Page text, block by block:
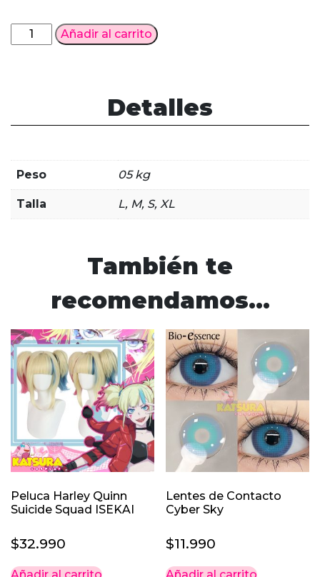
Cosplay
Harley
Añadir al carrito
Detalles
Peso 05 kg
Talla L, M, S, XL
También te
recomendamos…
Peluca Harley Quinn
Suicide Squad ISEKAI
$32.990
Lentes de Contacto
Cyber Sky
$11.990